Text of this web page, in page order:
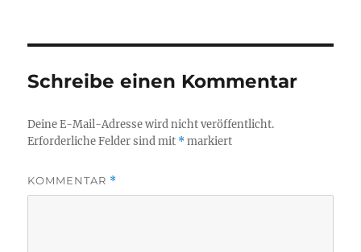
Schreibe einen Kommentar
Deine E-Mail-Adresse wird nicht veröffentlicht.
Erforderliche Felder sind mit *markiert
KOMMENTAR *